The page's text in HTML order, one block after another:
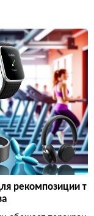
рекомпозиции т